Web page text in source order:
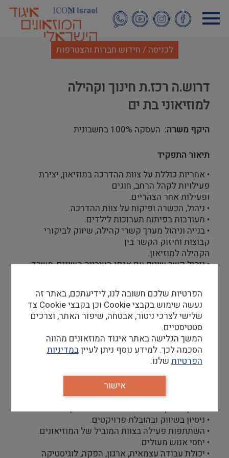
לתוכן
העיקרי
לכניסה / חידוש חברות והצטרפות
דרוש.ה רכז.ת חינוך וקהילה
למוזיאוני בת ים
היקף משרה העסקה 100% בחשבונית
תיאור התפקיד
• אחריות כוללת על צוות ההדרכה במוזיאון, יצירת
פעילויות לקהל הרחב, חוגים
ופעילות אחר הצהריים.
• ניהול, הכשרה ופיקוח על צוות ההדרכה.
• מעורבות בפיתוח תערוכות לילדים.
• בנייה וניהול מערך קשרי קהילה, שיווק לביקורי
קבוצות וחיזוק הקשר בין
הקהילה למוזיאון.
• ניהול קשר שוטף עם אגפי העירייה השונים, משרד
אתרים ומוסדות נוספים.
• תפעול כולל של מערך הזמנת הדרכות.
דרישות סף
• תואר ראשון רלוונטי.
• ניסיון בניהול צוותים.
• ניסיון בהדרכת אמנות.
• כושר ביטוי גבוה בכתב ובעל פה.
• ניסיון בחינוך והכירות עם מערכת החינוך.
• ניסיון בשיווק ובהובלת פרויקטים.
• השתתפות פעילה בצוות המוביל של המוזיאונים.
• יחסי אנוש מעולים.
• יכולת עבודה עצמאית, ארגון, הפקה, לוגיסטיקה
הפרטיות שלכם חשובה לנו, לידיעתכם, באתר זה
נעשה שימוש בקבצי Cookie וכן בקבצי Cookie צד
שלישי לצרכי ניטור, אבטחה, שיפור האתר, וצרכים
סטטיסטיים.
המשך הגלישה באתר איגוד המוזאונים מהווה
הסכמה לכך. למידע נוסף ניתן לעייןבמדיניות
הפרטיות שלנו.
אישור